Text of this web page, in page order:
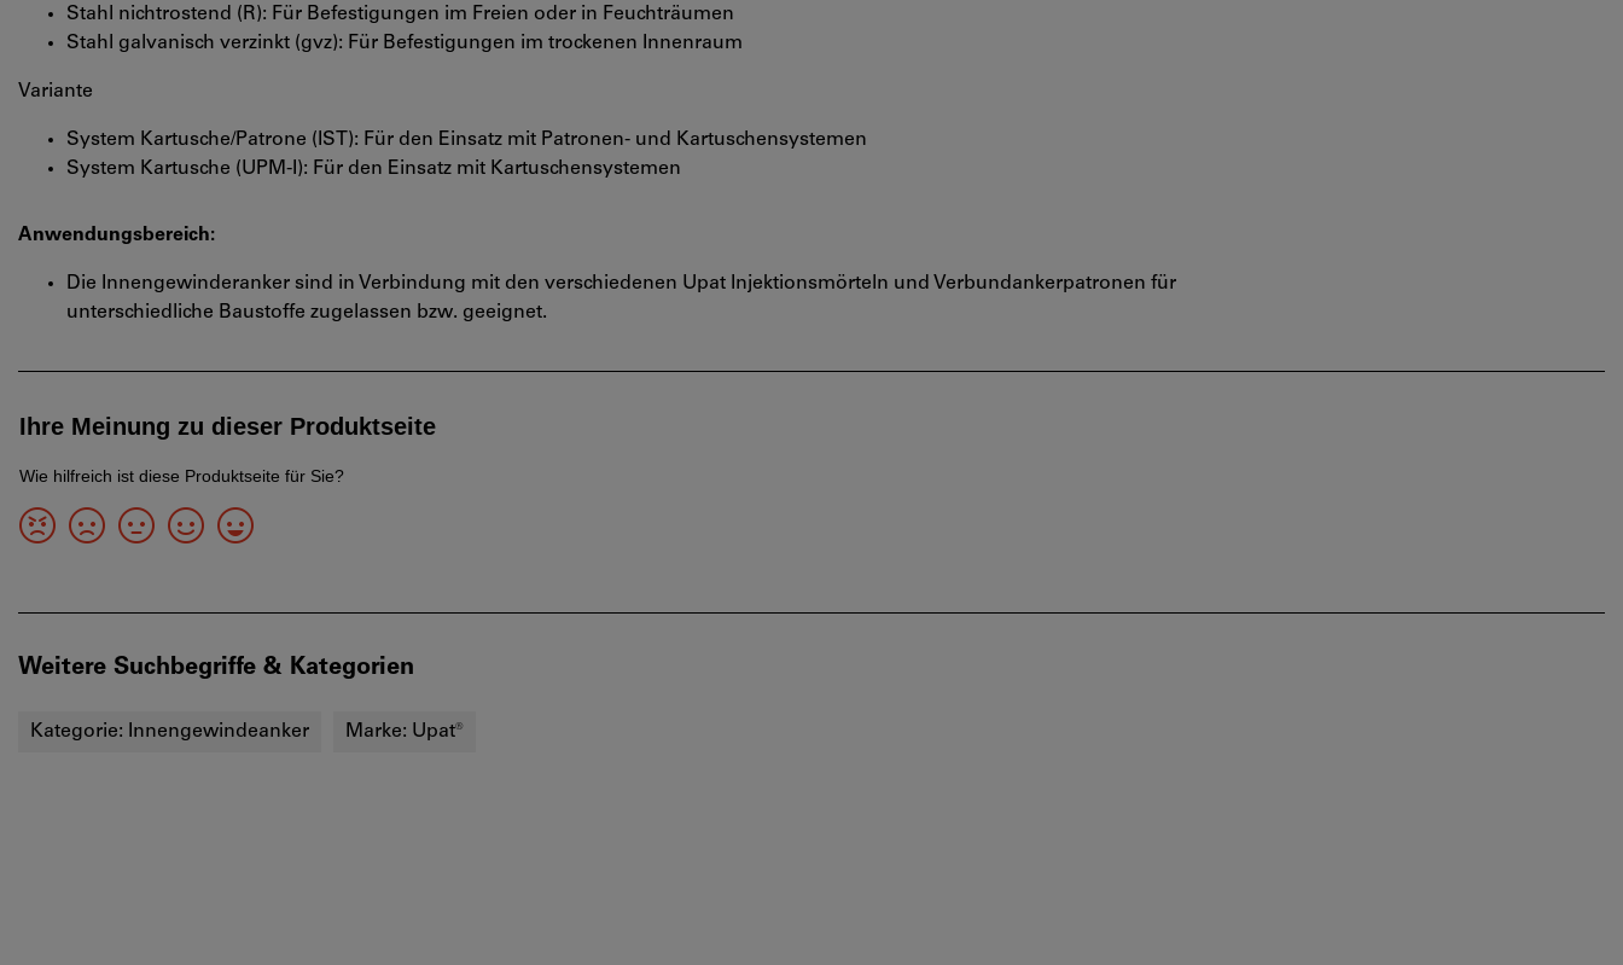
Stahl nichtrostend (R): Für Befestigungen im Freien oder in Feuchträumen
Stahl galvanisch verzinkt (gvz): Für Befestigungen im trockenen Innenraum
Variante
System Kartusche/Patrone (IST): Für den Einsatz mit Patronen- und Kartuschensystemen
System Kartusche (UPM-I): Für den Einsatz mit Kartuschensystemen
Anwendungsbereich:
Die Innengewinderanker sind in Verbindung mit den verschiedenen Upat Injektionsmörteln und Verbundankerpatronen für
unterschiedliche Baustoffe zugelassen bzw. geeignet.
Weitere Suchbegriffe & Kategorien
Kategorie: Innengewindeanker Marke: Upat®